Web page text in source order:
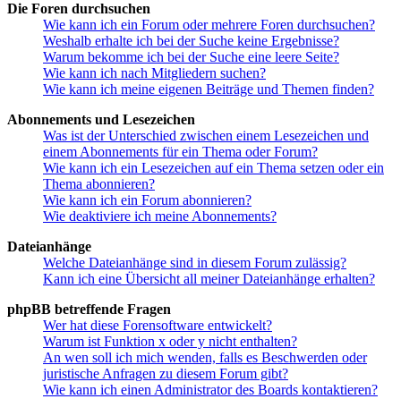
Die Foren durchsuchen
Wie kann ich ein Forum oder mehrere Foren durchsuchen?
Weshalb erhalte ich bei der Suche keine Ergebnisse?
Warum bekomme ich bei der Suche eine leere Seite?
Wie kann ich nach Mitgliedern suchen?
Wie kann ich meine eigenen Beiträge und Themen finden?
Abonnements und Lesezeichen
Was ist der Unterschied zwischen einem Lesezeichen und
einem Abonnements für ein Thema oder Forum?
Wie kann ich ein Lesezeichen auf ein Thema setzen oder ein
Thema abonnieren?
Wie kann ich ein Forum abonnieren?
Wie deaktiviere ich meine Abonnements?
Dateianhänge
Welche Dateianhänge sind in diesem Forum zulässig?
Kann ich eine Übersicht all meiner Dateianhänge erhalten?
phpBB betreffende Fragen
Wer hat diese Forensoftware entwickelt?
Warum ist Funktion x oder y nicht enthalten?
An wen soll ich mich wenden, falls es Beschwerden oder
juristische Anfragen zu diesem Forum gibt?
Wie kann ich einen Administrator des Boards kontaktieren?